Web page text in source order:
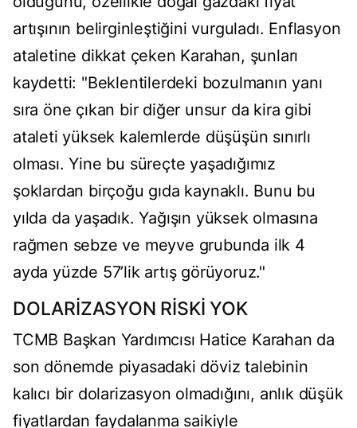
artışının belirginleştiğini vurguladı. Enflasyon
ataletine dikkat çeken Karahan, şunları
kaydetti: "Beklentilerdeki bozulmanın yanı
sıra öne çıkan bir diğer unsur da kira gibi
ataleti yüksek kalemlerde düşüşün sınırlı
olması. Yine bu süreçte yaşadığımız
şoklardan birçoğu gıda kaynaklı. Bunu bu
yılda da yaşadık. Yağışın yüksek olmasına
rağmen sebze ve meyve grubunda ilk 4
ayda yüzde 57’lik artış görüyoruz."
DOLARİZASYON RİSKİ YOK
TCMB Başkan Yardımcısı Hatice Karahan da
son dönemde piyasadaki döviz talebinin
kalıcı bir dolarizasyon olmadığını, anlık düşük
fiyatlardan faydalanma saikiyle